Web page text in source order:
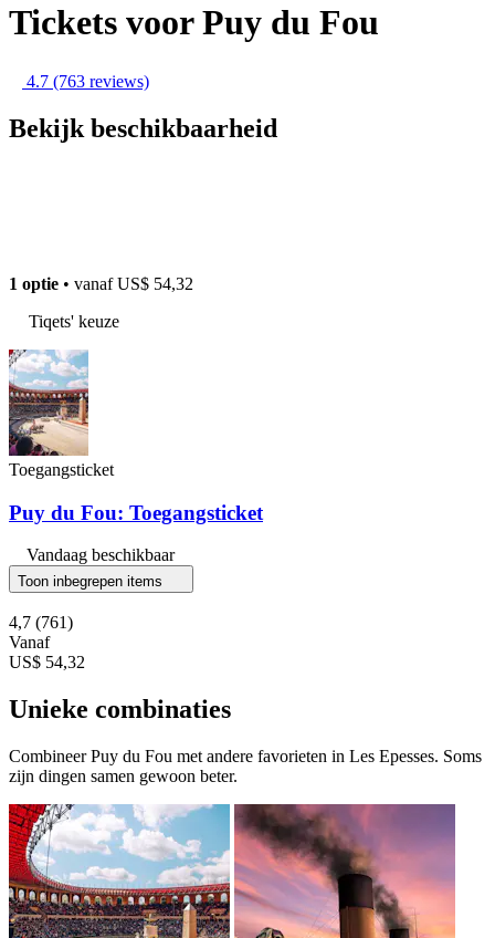
Tickets voor Puy du Fou
4.7 (763 reviews)
Bekijk beschikbaarheid
1 optie • vanafUS$ 54,32
Tiqets' keuze
Toegangsticket
Puy du Fou: Toegangsticket
Vandaag beschikbaar
Toon inbegrepen items
4,7 (761)
Vanaf
US$ 54,32
Unieke combinaties
Combineer Puy du Fou met andere favorieten in Les Epesses. Soms
zijn dingen samen gewoon beter.